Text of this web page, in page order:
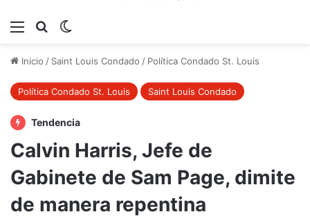
Menú Buscar
Inicio / Saint Louis Condado / Política Condado St. Louis
Política Condado St. Louis Saint Louis Condado
Tendencia
Calvin Harris, Jefe de
Gabinete de Sam Page, dimite
de manera repentina